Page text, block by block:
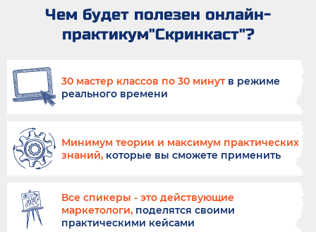
Чем будет полезен онлайн-
практикум"Скринкаст"?
30 мастер классов по 30 минут в режиме
реального времени
Минимум теории и максимум практических
знаний, которые вы сможете применить
Все спикеры - это действующие
маркетологи, поделятся своими
практическими кейсами